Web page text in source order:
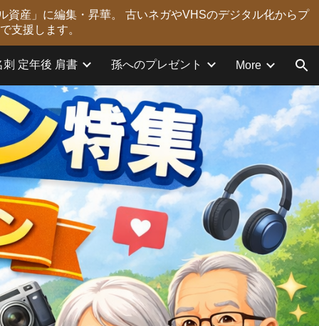
資産」に編集・昇華。 古いネガやVHSのデジタル化からプ
支援します。
刺 定年後 肩書 孫へのプレゼント More